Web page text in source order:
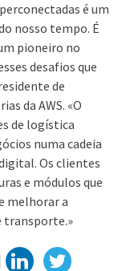
é um
nosso tempo. É
pioneiro no
desafios que
de
da AWS. «O
de logística
numa cadeia
Os clientes
e módulos que
melhorar a
transporte.»